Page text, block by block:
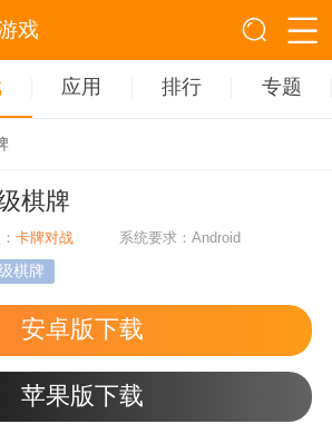
戏
应用 排行 专题
棋牌
卡牌对战 系统要求：Android
棋牌
安卓版下载
苹果版下载